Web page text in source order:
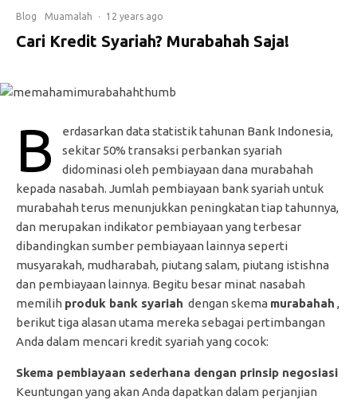
Blog Muamalah · 12 years ago
Cari Kredit Syariah? Murabahah Saja!
B
erdasarkan data statistik tahunan Bank Indonesia,
sekitar 50% transaksi perbankan syariah
didominasi oleh pembiayaan dana murabahah
kepada nasabah. Jumlah pembiayaan bank syariah untuk
murabahah terus menunjukkan peningkatan tiap tahunnya,
dan merupakan indikator pembiayaan yang terbesar
dibandingkan sumber pembiayaan lainnya seperti
musyarakah, mudharabah, piutang salam, piutang istishna
dan pembiayaan lainnya. Begitu besar minat nasabah
memilih produk bank syariah dengan skema murabahah ,
berikut tiga alasan utama mereka sebagai pertimbangan
Anda dalam mencari kredit syariah yang cocok:
Skema pembiayaan sederhana dengan prinsip negosiasi
Keuntungan yang akan Anda dapatkan dalam perjanjian